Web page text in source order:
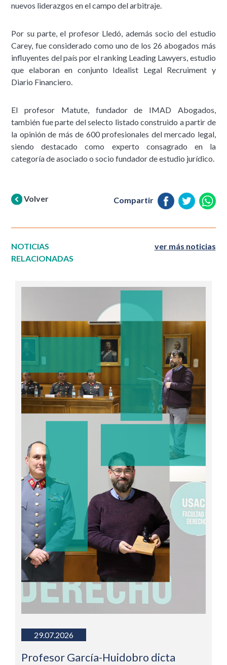
nuevos liderazgos en el campo del arbitraje.
Por su parte, el profesor Lledó, además socio del estudio
Carey, fue considerado como uno de los 26 abogados más
influyentes del país por el ranking Leading Lawyers, estudio
que elaboran en conjunto Idealist Legal Recruiment y
Diario Financiero.
El profesor Matute, fundador de IMAD Abogados,
también fue parte del selecto listado construido a partir de
la opinión de más de 600 profesionales del mercado legal,
siendo destacado como experto consagrado en la
categoría de asociado o socio fundador de estudio jurídico.
Volver Compartir
NOTICIAS
RELACIONADAS
ver más noticias
29.07.2026
Profesor García-Huidobro dicta